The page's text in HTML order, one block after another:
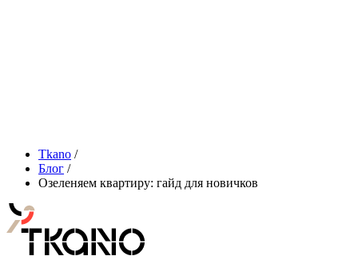
Tkano /
Блог /
Озеленяем квартиру: гайд для новичков